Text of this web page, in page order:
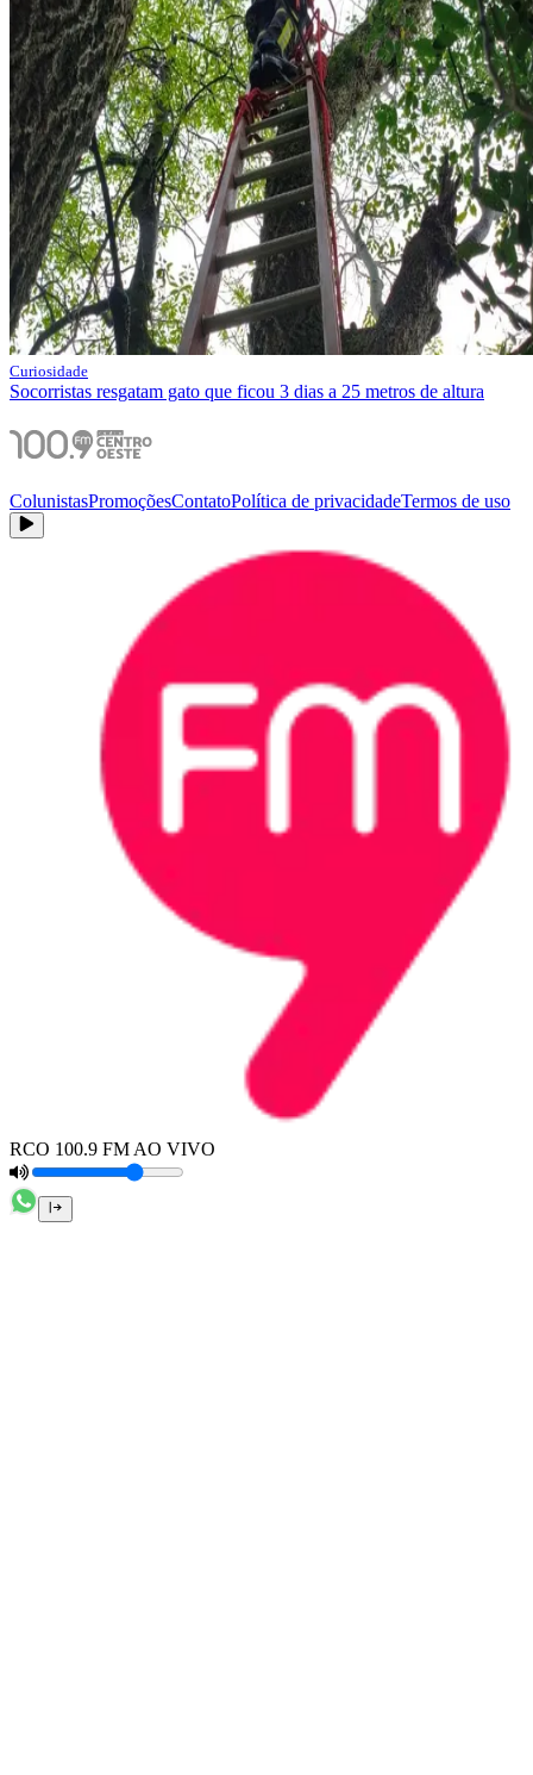
Curiosidade
Socorristas resgatam gato que ficou 3 dias a 25 metros de altura
ColunistasPromoçõesContatoPolítica de privacidadeTermos de uso
RCO 100.9 FM AO VIVO